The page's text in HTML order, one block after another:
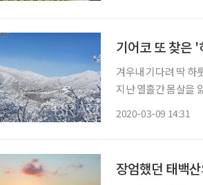
기어코 또 찾은
겨우내 기다려 딱 하
지난 열흘간 몸살을 앓았다. ‘또
2020-03-09 14:31
장엄했던 태백